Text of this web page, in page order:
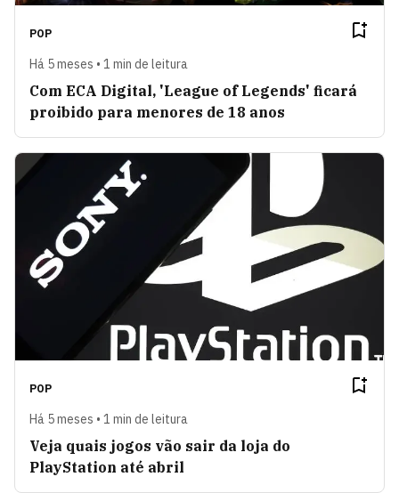
POP
Há 5 meses • 1 min de leitura
Com ECA Digital, 'League of Legends' ficará
proibido para menores de 18 anos
POP
Há 5 meses • 1 min de leitura
Veja quais jogos vão sair da loja do
PlayStation até abril